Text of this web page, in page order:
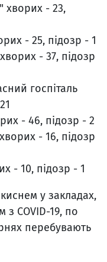
- 23,
- 25, підозр - 1
- 37, підозр
госпіталь
- 46, підозр - 2
- 16, підозр
- 10, підозр - 1
у закладах,
COVID-19, по
перебувають